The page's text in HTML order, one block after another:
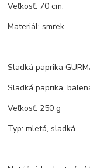
Veľkosť: 70 cm.
Materiál: smrek.
Sladká paprika
Sladká paprika,
Veľkosť: 250 g
Typ: mletá, sladká.